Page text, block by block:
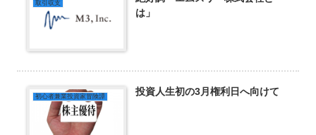
取引収支
は」
初心者兼業投資家冒険譚 投資人生初の3月権利日へ向けて